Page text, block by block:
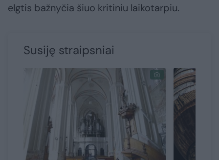
elgtis bažnyčia šiuo kritiniu laikotarpiu.
Susiję straipsniai